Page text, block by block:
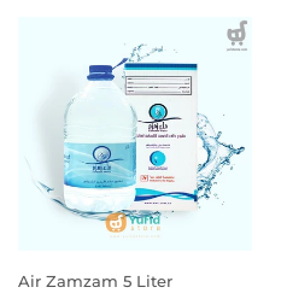
Air Zamzam 5 Liter